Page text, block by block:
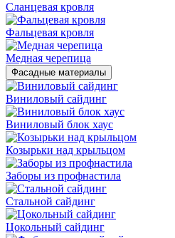
Сланцевая кровля
Фальцевая кровля
Медная черепица
Фасадные материалы
Виниловый сайдинг
Виниловый блок хаус
Козырьки над крыльцом
Заборы из профнастила
Стальной сайдинг
Цокольный сайдинг